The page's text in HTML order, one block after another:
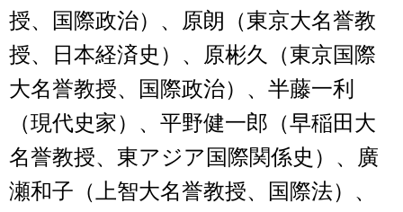
授、国際政治）、原朗（東京大名誉教
授、日本経済史）、原彬久（東京国際
大名誉教授、国際政治）、半藤一利
（現代史家）、平野健一郎（早稲田大
名誉教授、東アジア国際関係史）、廣
瀬和子（上智大名誉教授、国際法）、